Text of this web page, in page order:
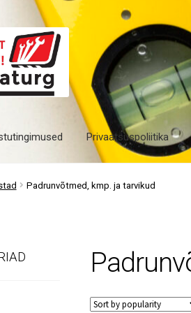
Privaatsuspoliitika
Padrunvõtmed, kmp. ja tarvikud